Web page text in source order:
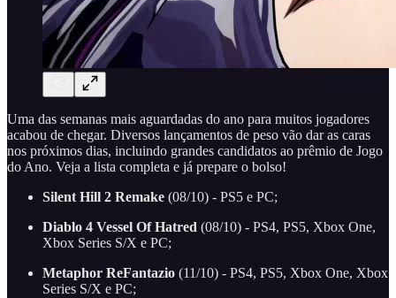
Uma das semanas mais aguardadas do ano para muitos jogadores
acabou de chegar. Diversos lançamentos de peso vão dar as caras
nos próximos dias, incluindo grandes candidatos ao prêmio de Jogo
do Ano. Veja a lista completa e já prepare o bolso!
Silent Hill 2 Remake (08/10) - PS5 e PC;
Diablo 4 Vessel Of Hatred (08/10) - PS4, PS5, Xbox One,
Xbox Series S/X e PC;
Metaphor ReFantazio (11/10) - PS4, PS5, Xbox One, Xbox
Series S/X e PC;